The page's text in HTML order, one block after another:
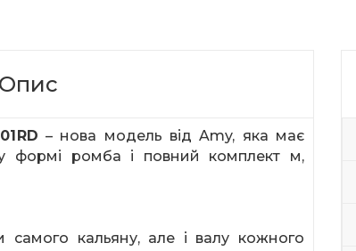
Опис
RD – нова модель відAmy, яка має
формі ромба і повний комплект м,
самого кальяну, але і валу кожного